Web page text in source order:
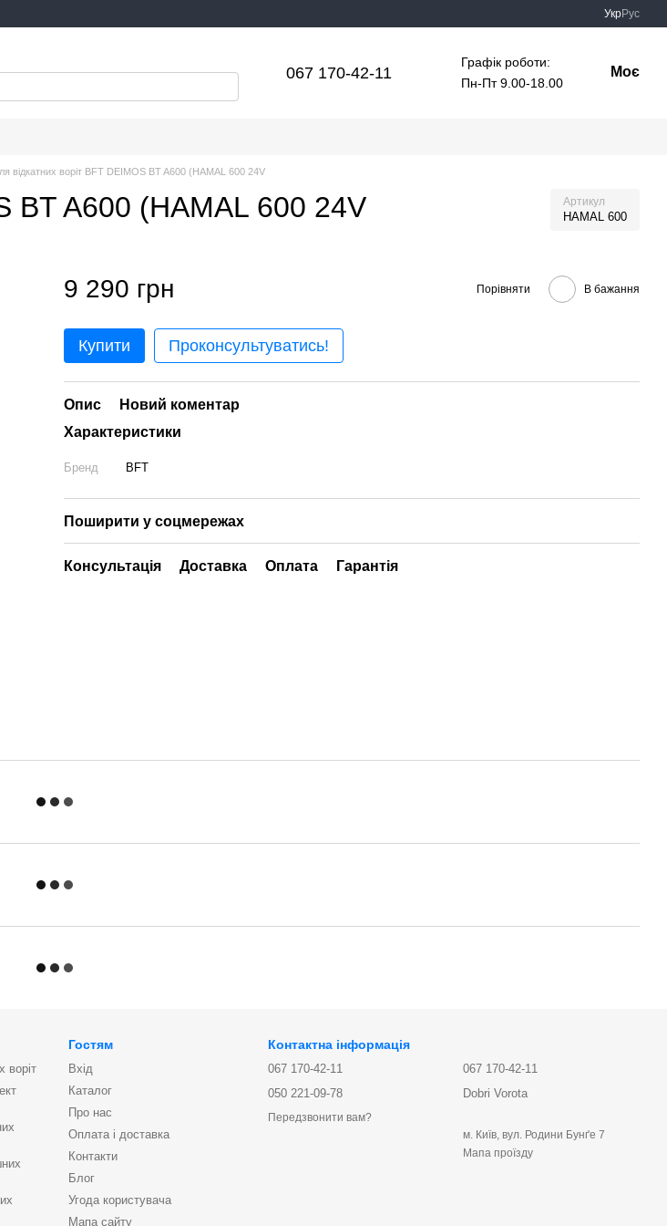
УкрРус
067 170-42-11
Графік роботи:
Пн-Пт 9.00-18.00
Моє
відкатних воріт BFT DEIMOS BT A600 (HAMAL 600 24V
BT A600 (HAMAL 600 24V Артикул
HAMAL 600
9 290 грн Порівняти В бажання
Купити Проконсультуватись!
Опис
Новий коментар
Характеристики
Бренд BFT
Поширити у соцмережах
Консультація Доставка Оплата Гарантія
воріт
Гостям
Вхід
Каталог
Про нас
Оплата і доставка
Контакти
Блог
Угода користувача
Мапа сайту
Контактна інформація
067 170-42-11
050 221-09-78
Передзвонити вам?
067 170-42-11
Dobri Vorota
м. Київ, вул. Родини Бунґе 7
Мапа проїзду